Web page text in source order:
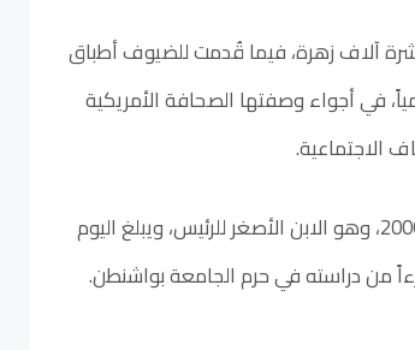
آلاف زهرة، فيما قُدمت للضيوف أطباق
في أجواء وصفتها الصحافة الأمريكية
الاجتماعية.
وأنجب الزوجان ابنهما بارون ويليام ترامب عام 2006، وهو الابن الأصغر للرئيس، ويبلغ اليوم